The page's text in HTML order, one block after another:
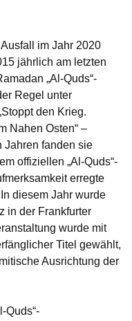
im Jahr 2020
jährlich am letzten
„Al-Quds“-
Regel unter
den Krieg.
Nahen Osten“ –
Jahren fanden sie
offiziellen „Al-Quds“-
erregte
diesem Jahr wurde
in der Frankfurter
wurde mit
Titel gewählt,
Ausrichtung der
Quds“-